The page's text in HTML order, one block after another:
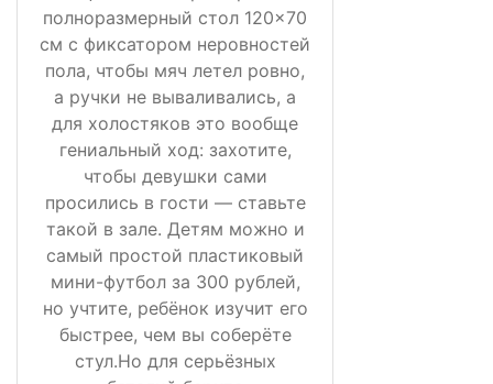
полноразмерный стол 120×70
см с фиксатором неровностей
пола, чтобы мяч летел ровно,
а ручки не вываливались, а
для холостяков это вообще
гениальный ход: захотите,
чтобы девушки сами
просились в гости — ставьте
такой в зале. Детям можно и
самый простой пластиковый
мини-футбол за 300 рублей,
но учтите, ребёнок изучит его
быстрее, чем вы соберёте
стул.Но для серьёзных